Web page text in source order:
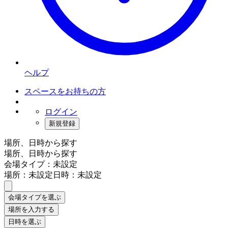
ヘルプ
スペースをお持ちの方
ログイン
新規登録
場所、日時から探す
場所、日時から探す
会場タイプ：未設定
場所：未設定日時：未設定
会場タイプを選ぶ
場所を入力する
日時を選ぶ